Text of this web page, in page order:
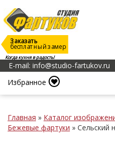
Когда кухня в радость!
Заказать
бесплатный замер
E-mail: info@studio-fartukov.ru
Избранное
Главная » Каталог
Бежевые фартуки » Сельский